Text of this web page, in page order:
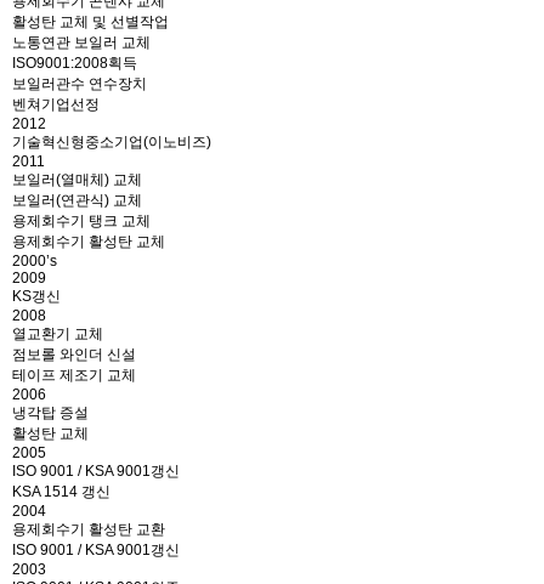
활성탄 교체 및 선별작업
노통연관 보일러 교체
ISO9001:2008획득
보일러관수 연수장치
벤쳐기업선정
2012
기술혁신형중소기업(이노비즈)
2011
보일러(열매체) 교체
보일러(연관식) 교체
용제회수기 탱크 교체
용제회수기 활성탄 교체
2000’s
2009
KS갱신
2008
열교환기 교체
점보롤 와인더 신설
테이프 제조기 교체
2006
냉각탑 증설
활성탄 교체
2005
ISO 9001 / KSA 9001갱신
KSA 1514 갱신
2004
용제회수기 활성탄 교환
ISO 9001 / KSA 9001갱신
2003